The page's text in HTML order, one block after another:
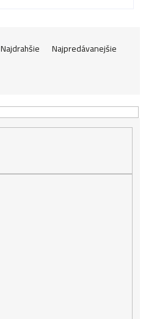
Najdrahšie
Najpredávanejšie